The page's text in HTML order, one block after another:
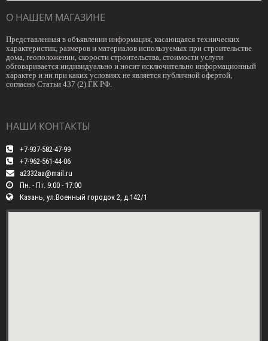
О НАШЕМ МАГАЗИНЕ
Представленная в объявлении информация, касающаяся технических
характеристик, размеров и материалов используемых при строительстве
дома, геоположении, скорости строительства, стоимости услуги
обговаривается индивидуально и носит исключительно информационный
характер и ни при каких условиях не является публичной офертой,
согласно Статьи 437 (2) ГК РФ.
НАШИ КОНТАКТЫ
+7-937-582-47-99
+7-962-561-44-06
a2332aa@mail.ru
Пн. - Пт. 9:00 - 17:00
Казань, ул.Военный городок 2, д.142/1